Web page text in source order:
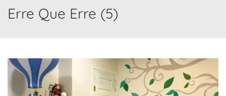
Erre Que Erre (5)